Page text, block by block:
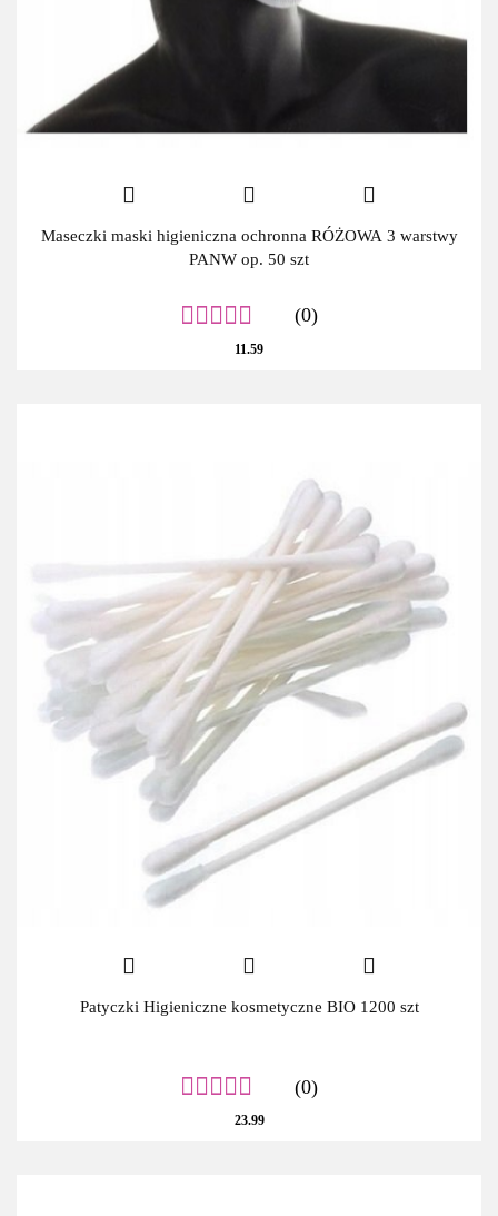
Maseczki maski higieniczna ochronna RÓŻOWA 3 warstwy
PANW op. 50 szt
(0)
11.59
Patyczki Higieniczne kosmetyczne BIO 1200 szt
(0)
23.99